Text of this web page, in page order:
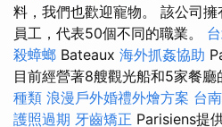
料，我們也歡迎寵物。 該公司
員工，代表50個不同的職業。
殺蟑螂 Bateaux 海外抓姦協助
目前經營著8艘觀光船和5家餐廳
種類 浪漫戶外婚禮外燴方案 台
護照過期 牙齒矯正 Parisiens提